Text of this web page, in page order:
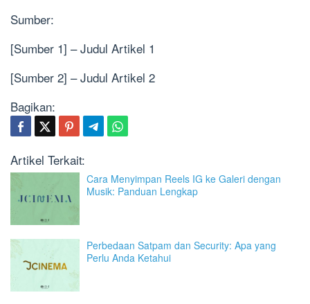
Sumber:
[Sumber 1] – Judul Artikel 1
[Sumber 2] – Judul Artikel 2
Bagikan:
Artikel Terkait:
Cara Menyimpan Reels IG ke Galeri dengan
Musik: Panduan Lengkap
Perbedaan Satpam dan Security: Apa yang
Perlu Anda Ketahui